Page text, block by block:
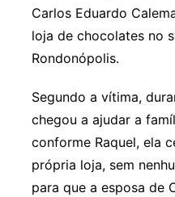
Carlos Eduardo
loja de chocolates no
Rondonópolis.
Segundo a vítima,
chegou a ajudar a
conforme Raquel, ela
própria loja, sem
para que a esposa de